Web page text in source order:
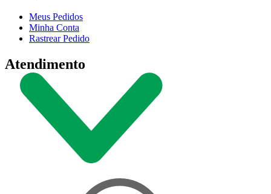
Meus Pedidos
Minha Conta
Rastrear Pedido
Atendimento